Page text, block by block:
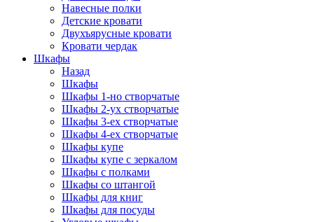
Навесные полки
Детские кровати
Двухъярусные кровати
Кровати чердак
Шкафы
Назад
Шкафы
Шкафы 1-но створчатые
Шкафы 2-ух створчатые
Шкафы 3-ех створчатые
Шкафы 4-ех створчатые
Шкафы купе
Шкафы купе с зеркалом
Шкафы с полками
Шкафы со штангой
Шкафы для книг
Шкафы для посуды